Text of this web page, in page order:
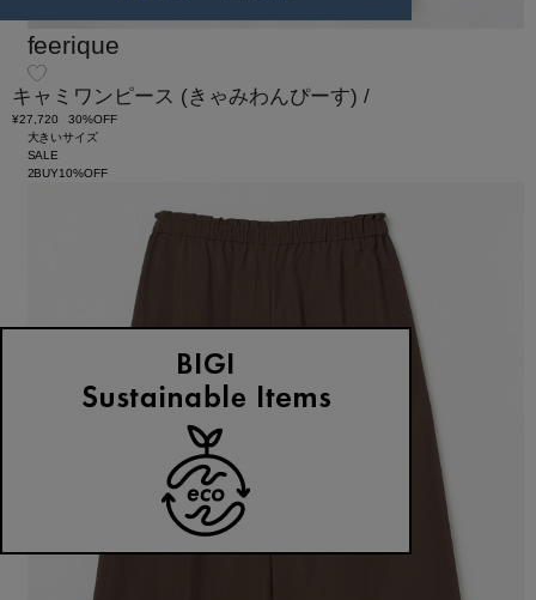
feerique
キャミワンピース (きゃみわんぴーす) /
¥27,720
30%OFF
大きいサイズ
SALE
2BUY10%OFF